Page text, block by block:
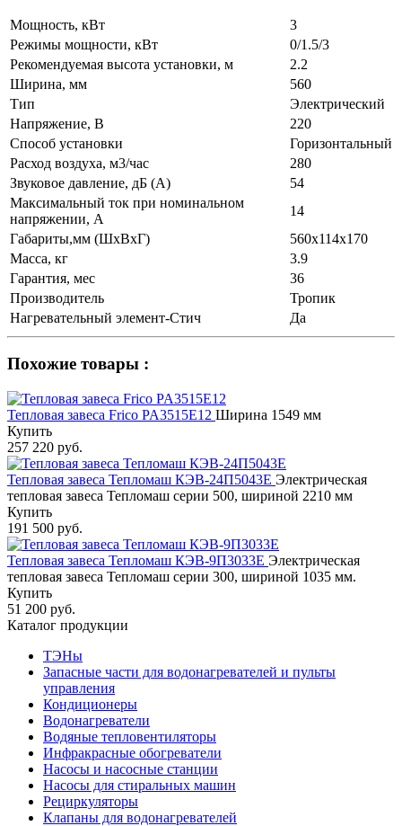
Мощность, кВт
3
Режимы мощности, кВт
0/1.5/3
Рекомендуемая высота установки, м
2.2
Ширина, мм
560
Тип
Электрический
Напряжение, В
220
Способ установки
Горизонтальный
Расход воздуха, м3/час
280
Звуковое давление, дБ (A)
54
Максимальный ток при номинальном
напряжении, А
14
Габариты,мм (ШхВхГ)
560х114х170
Масса, кг
3.9
Гарантия, мес
36
Производитель
Тропик
Нагревательный элемент-Стич
Да
Похожие товары :
Тепловая завеса Frico PA3515E12 Ширина 1549 мм
Купить
257 220 руб.
Тепловая завеса Тепломаш КЭВ-24П5043Е Электрическая
тепловая завеса Тепломаш серии 500, шириной 2210 мм
Купить
191 500 руб.
Тепловая завеса Тепломаш КЭВ-9П3033Е Электрическая
тепловая завеса Тепломаш серии 300, шириной 1035 мм.
Купить
51 200 руб.
Каталог продукции
ТЭНы
Запасные части для водонагревателей и пульты
управления
Кондиционеры
Водонагреватели
Водяные тепловентиляторы
Инфракрасные обогреватели
Насосы и насосные станции
Насосы для стиральных машин
Рециркуляторы
Клапаны для водонагревателей